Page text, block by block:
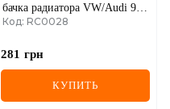
бачка радиатора VW/Audi 97-
(107532AT5)
Код: RC0028
281 грн
КУПИТЬ